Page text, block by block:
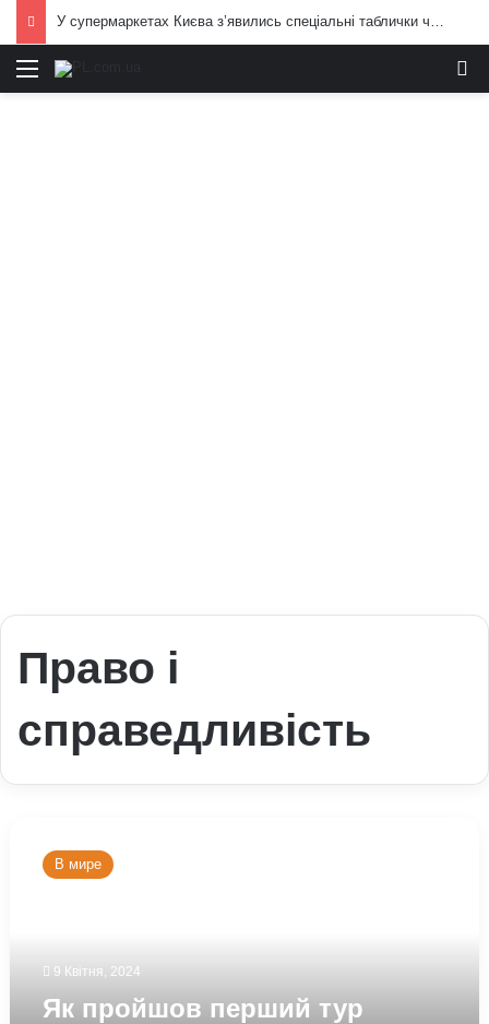
У супермаркетах Києва з’явились спеціальні таблички через обстріли РФ: подробиці і кадри
Меню
Право і
справедливість
пройшов
перший
В мире
9 Квітня, 2024
Як пройшов перший тур